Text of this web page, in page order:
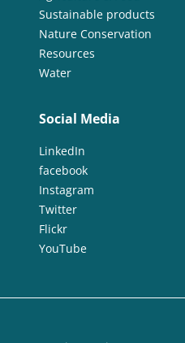
Sustainable products
Nature Conservation
Resources
Water
Social Media
LinkedIn
facebook
Instagram
Twitter
Flickr
YouTube